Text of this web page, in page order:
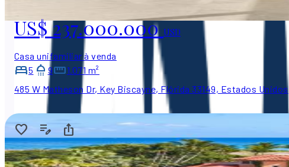
US$ 237.000.000USD
Casa unifamiliar à venda
5
9
1.071 m²
485 W Matheson Dr, Key Biscayne, Flórida 33149, Estados Unidos